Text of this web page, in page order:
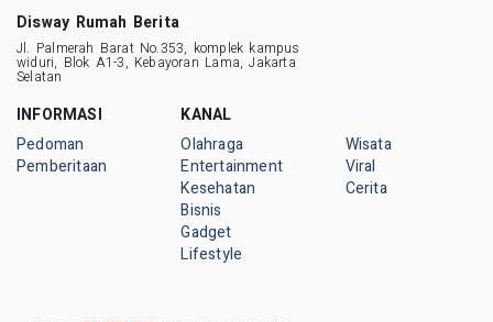
Disway Rumah Berita
Jl. Palmerah Barat No.353, komplek kampus
widuri, Blok A1-3, Kebayoran Lama, Jakarta
Selatan
INFORMASI
Pedoman
Pemberitaan
KANAL
Olahraga
Entertainment
Kesehatan
Bisnis
Gadget
Lifestyle
Wisata
Viral
Cerita